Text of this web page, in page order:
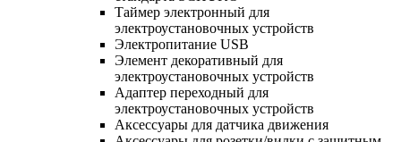
Таймер электронный для
электроустановочных устройств
Электропитание USB
Элемент декоративный для
электроустановочных устройств
Адаптер переходный для
электроустановочных устройств
Аксессуары для датчика движения